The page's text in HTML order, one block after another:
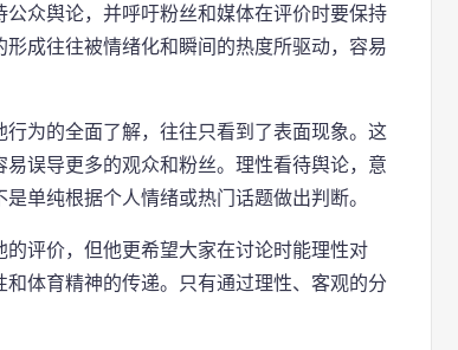
众舆论，并呼吁粉丝和媒体在评价时要保持
成往往被情绪化和瞬间的热度所驱动，容易
为的全面了解，往往只看到了表面现象。这
误导更多的观众和粉丝。理性看待舆论，意
单纯根据个人情绪或热门话题做出判断。
评价，但他更希望大家在讨论时能理性对
体育精神的传递。只有通过理性、客观的分